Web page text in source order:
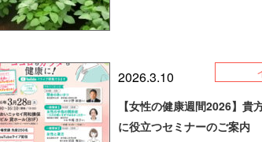
2026.3.10
【女性の健康週間2026】貴
に役立つセミナーのご案内